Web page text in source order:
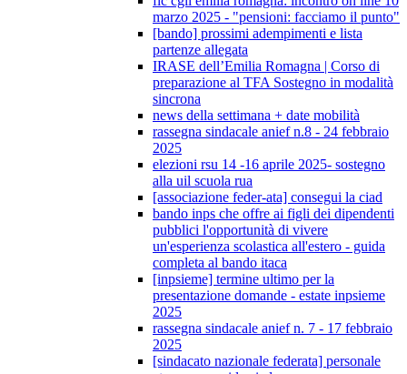
marzo 2025 - "pensioni: facciamo il punto"
[bando] prossimi adempimenti e lista
partenze allegata
IRASE dell’Emilia Romagna | Corso di
preparazione al TFA Sostegno in modalità
sincrona
news della settimana + date mobilità
rassegna sindacale anief n.8 - 24 febbraio
2025
elezioni rsu 14 -16 aprile 2025- sostegno
alla uil scuola rua
[associazione feder-ata] consegui la ciad
bando inps che offre ai figli dei dipendenti
pubblici l'opportunità di vivere
un'esperienza scolastica all'estero - guida
completa al bando itaca
[inpsieme] termine ultimo per la
presentazione domande - estate inpsieme
2025
rassegna sindacale anief n. 7 - 17 febbraio
2025
[sindacato nazionale federata] personale